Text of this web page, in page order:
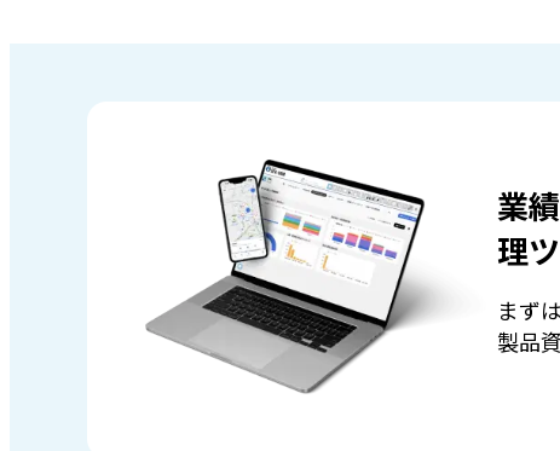
業
理
まず
製品